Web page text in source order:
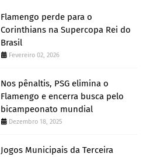
Flamengo perde para o
Corinthians na Supercopa Rei do
Brasil
Fevereiro 02, 2026
Nos pênaltis, PSG elimina o
Flamengo e encerra busca pelo
bicampeonato mundial
Dezembro 18, 2025
Jogos Municipais da Terceira